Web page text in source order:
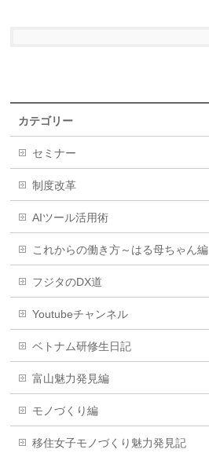
カテゴリー
セミナー
制度改革
AIツール活用術
これからの働き方～はる母ちゃん編
フジタのDX道
Youtubeチャンネル
ベトナム研修生日記
富山魅力発見編
モノづくり編
移住女子モノづくり魅力発見記